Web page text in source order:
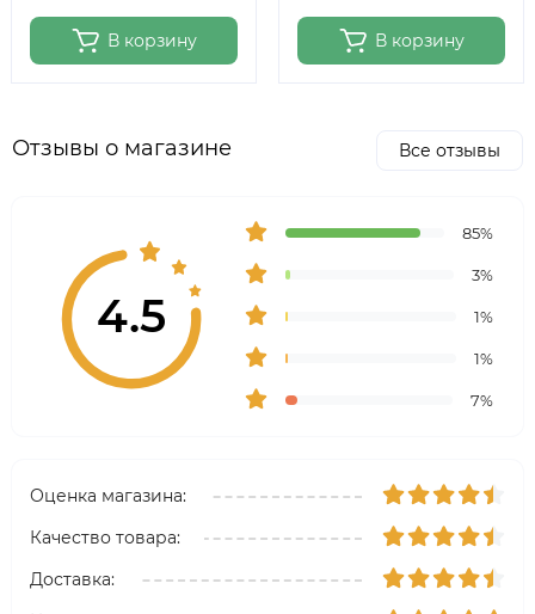
В корзину В корзину
Отзывы о магазине Все отзывы
4.5
85%
3%
1%
1%
7%
Оценка магазина:
Качество товара:
Доставка: